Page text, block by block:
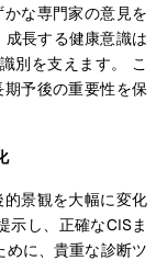
な専門家の意見を
長する健康意識は
別を支えます。 こ
予後の重要性を保
景観を大幅に変化
示し、正確なCISま
めに、貴重な診断ツ